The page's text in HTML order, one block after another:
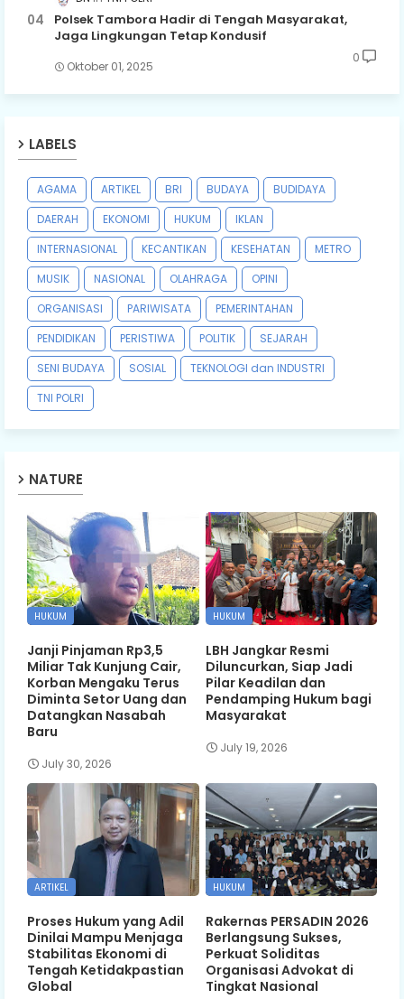
Polsek Tambora Hadir di Tengah Masyarakat,
Jaga Lingkungan Tetap Kondusif
Oktober 01, 2025
0
LABELS
AGAMA ARTIKEL BRI BUDAYA
BUDIDAYA
DAERAH
EKONOMI HUKUM
IKLAN
INTERNASIONAL
KECANTIKAN KESEHATAN
METRO
MUSIK
NASIONAL OLAHRAGA
OPINI
ORGANISASI
PARIWISATA
PEMERINTAHAN
PENDIDIKAN
PERISTIWA POLITIK
SEJARAH
SENI BUDAYA
SOSIAL
TEKNOLOGI dan INDUSTRI
TNI POLRI
NATURE
HUKUM
Janji Pinjaman Rp3,5
Miliar Tak Kunjung Cair,
Korban Mengaku Terus
Diminta Setor Uang dan
Datangkan Nasabah
Baru
July 30, 2026
HUKUM
LBH Jangkar Resmi
Diluncurkan, Siap Jadi
Pilar Keadilan dan
Pendamping Hukum bagi
Masyarakat
July 19, 2026
ARTIKEL
Proses Hukum yang Adil
Dinilai Mampu Menjaga
Stabilitas Ekonomi di
Tengah Ketidakpastian
Global
HUKUM
Rakernas PERSADIN 2026
Berlangsung Sukses,
Perkuat Soliditas
Organisasi Advokat di
Tingkat Nasional